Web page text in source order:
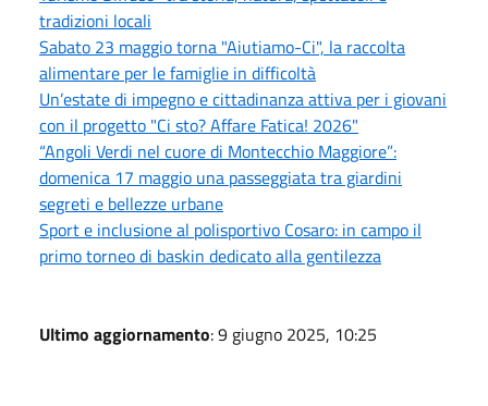
tradizioni locali
Sabato 23 maggio torna "Aiutiamo-Ci", la raccolta
alimentare per le famiglie in difficoltà
Un’estate di impegno e cittadinanza attiva per i giovani
con il progetto "Ci sto? Affare Fatica! 2026"
“Angoli Verdi nel cuore di Montecchio Maggiore”:
domenica 17 maggio una passeggiata tra giardini
segreti e bellezze urbane
Sport e inclusione al polisportivo Cosaro: in campo il
primo torneo di baskin dedicato alla gentilezza
Ultimo aggiornamento: 9 giugno 2025, 10:25